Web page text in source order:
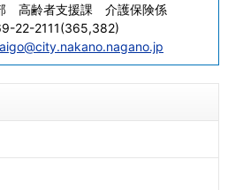
高齢者支援課 介護保険係
22-2111(365,382)